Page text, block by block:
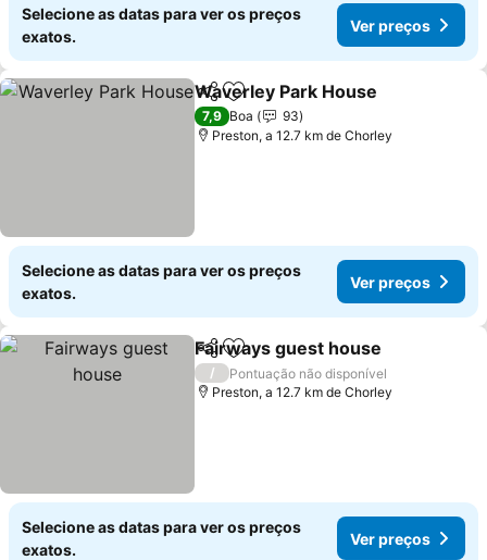
Selecione as datas para ver os preços
exatos.
Ver preços
PartilharAdicionar aos favoritos
Waverley Park House
7,9 Boa
93
Preston, a 12.7 km de Chorley
Selecione as datas para ver os preços
exatos.
Ver preços
PartilharAdicionar aos favoritos
Fairways guest house
/
Pontuação não disponível
Preston, a 12.7 km de Chorley
Selecione as datas para ver os preços
exatos.
Ver preços